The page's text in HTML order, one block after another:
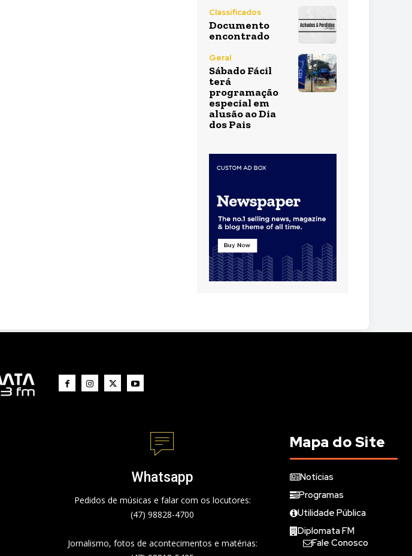
Classificados
Documento
encontrado
Geral
Sábado Fácil
terá
programação
especial em
alusão ao Dia
dos Pais
Whatsapp
Pedidos de músicas e falar com os locutores:
(47) 98828-4700
Jornalismo, fotos de acontecimentos e matérias:
Mapa do Site
Notícias
Programas
Utilidade Pública
Diplomata FM
Fale Conosco